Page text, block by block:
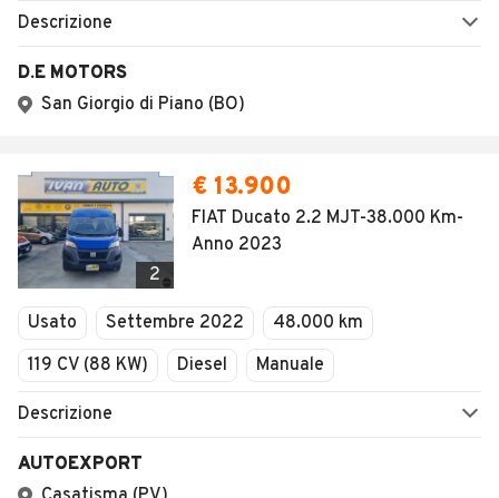
Vuoi essere avvisato appena saranno disponibili
annunci con queste caratteristiche?